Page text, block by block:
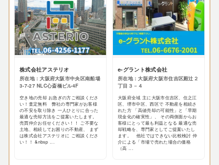
株式会社アステリオ
所在地：大阪府大阪市中央区南船場
3-7-27 NLC心斎橋ビル4F
空き地の売却 お急ぎの方ご相談くださ
い！査定無料 弊社の専門家がお客様
の不安を取り除き 一人ひとりに合った
最適な売却方法をご提案いたします。
売買仲介お任せください！！ ご不要な
土地、相続してお困りの不動産、 まず
は株式会社アステリオに ご相談くださ
い！！ &nbsp ...
e-グラント株式会社
所在地：大阪府大阪市住吉区殿辻２
丁目３－４
大阪府全域 主に大阪市住吉区、住之江
区、堺市中区、西区で 不動産を相続さ
れた方 「高値売却の可能性」と「早期
現金化の確実性」、 その両側面からお
客様にとって最も利益となる 最適な売
却戦略を、専門家としてご提案いたし
ます。 他社ではできない比較検討 仲
介による「市場で売れた場合の価格
（高 ...